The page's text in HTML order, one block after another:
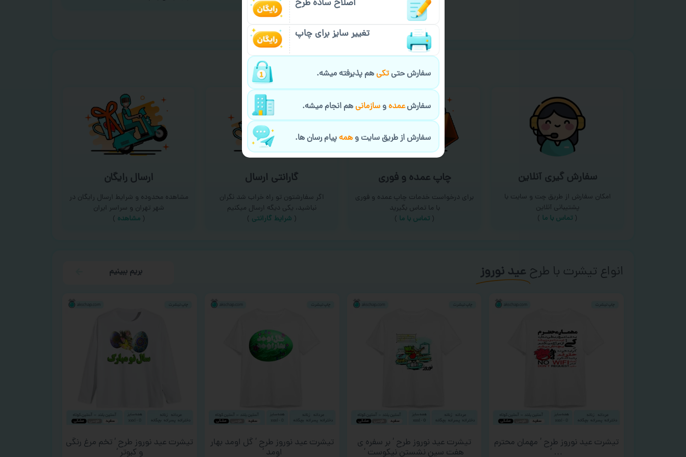
خیالت راحت از سفارش گیری
سفارش گیری آنلاین
امکان سفارش از طریق چت و سایت با
پشتیبانی آنلاین
( تماس با ما‌ )
چاپ عمده و فوری
برای درخواست خدمات چاپ عمده و فوری
با ما تماس بگیرید
( تماس با ما )
گارانتی ارسال
اگر سفارشتون تو راه خراب شد نگران
نباشید، یکی دیگه ارسال میکنیم
( شرایط گارانتی )
ارسال رایگان
مشاهده محدوده و شرایط ارسال رایگان در
شهر تهران و سراسر ایران
(مشاهده )
انواع تیشرت با طرح عید نوروز بریم ببینیم
تیشرت عید نوروز طرح ‘ مهمان محترم
… ‘
تیشرت عید نوروز طرح ‘ بر سفره ی
هفت سین نشستن نیکوست ‘
تیشرت عید نوروز طرح ‘ گل اومد بهار
اومد ‘
تیشرت عید نوروز طرح ‘ تخم مرغ رنگی
و کبوتر ‘
اصلاح ساده طرح
تغییر سایز برای چاپ
سفارش حتیتکیهم پذیرفته میشه.
سفارشعمدهوسازمانیهم انجام میشه.
سفارش از طریق سایت وهمهپیام رسان ها.